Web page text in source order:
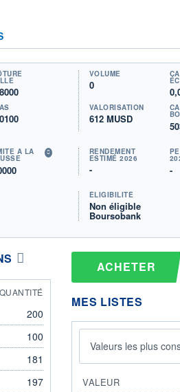
VOLUME
0
VALORISATION
612 MUSD
À LA RENDEMENT
ESTIMÉ 2026
- -
ÉLIGIBILITÉ
Non éligible
Boursobank
QUANTITÉ
200
100
181
197
ACHETER
MES LISTES
Valeurs les plus
VALEUR